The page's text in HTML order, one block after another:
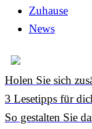
Zuhause
News
Holen Sie sich
3 Lesetipps für
So gestalten Sie